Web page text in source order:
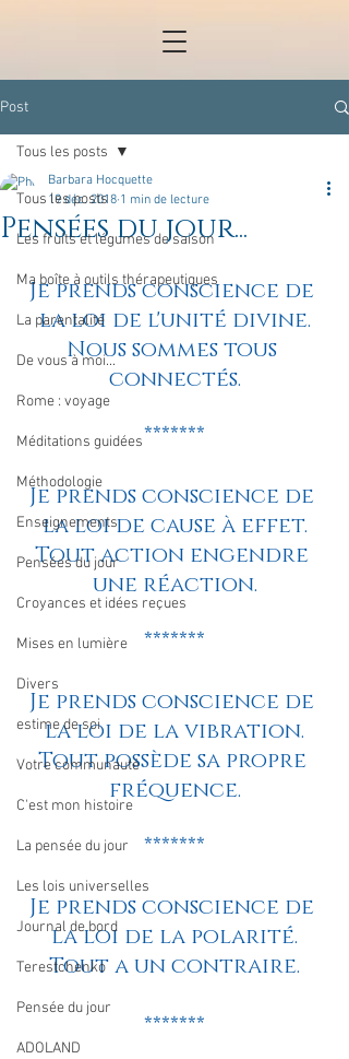
Post
Tous les posts
Les fruits et légumes de saison
Ma boîte à outils thérapeutiques
La parentalité
De vous à moi...
Rome : voyage
Méditations guidées
Méthodologie
Enseignements
Pensées du jour
Croyances et idées reçues
Mises en lumière
Divers
estime de soi
Votre communauté
C'est mon histoire
La pensée du jour
Les lois universelles
Journal de bord
Terestchenko
Pensée du jour
ADOLAND
Tous les posts
Pensées du jour...
Barbara Hocquette
19 déc. 2018 1 min de lecture
Je prends conscience de
la loi de l'unité divine.
Nous sommes tous
connectés.
*******
Je prends conscience de
la loi de cause à effet.
Tout action engendre
une réaction.
*******
Je prends conscience de
la loi de la vibration.
Tout possède sa propre
fréquence.
*******
Je prends conscience de
la loi de la polarité.
Tout a un contraire.
*******